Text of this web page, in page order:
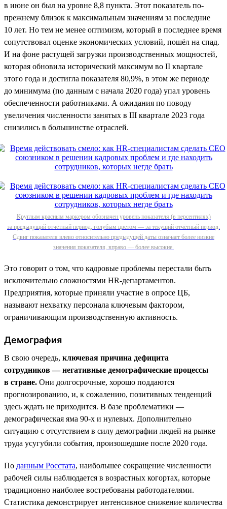
в июне он был на уровне 8,8 пункта. Этот показатель по-
прежнему близок к максимальным значениям за последние
10 лет. Но тем не менее оптимизм, который в последнее время
сопутствовал оценке экономических условий, пошёл на спад.
И на фоне растущей загрузки производственных мощностей,
которая обновила исторический максимум во II квартале
этого года и достигла показателя 80,9%, в этом же периоде
до минимума (по данным с начала 2020 года) упал уровень
обеспеченности работниками. А ожидания по поводу
увеличения численности занятых в III квартале 2023 года
снизились в большинстве отраслей.
Круглым красным маркером обозначен уровень показателя (в персентилях)
за предыдущий отчётный период, голубым цветом — за текущий отчётный период.
Сдвиг показателя влево относительно предыдущей даты означает более низкие
значения показателя, вправо — более высокие.
Это говорит о том, что кадровые проблемы перестали быть
исключительно сложностями HR-департаментов.
Предприятия, которые приняли участие в опросе ЦБ,
называют нехватку персонала ключевым фактором,
ограничивающим производственную активность.
Демография
В свою очередь, ключевая причина дефицита
сотрудников — негативные демографические процессы
в стране. Они долгосрочные, хорошо поддаются
прогнозированию, и, к сожалению, позитивных тенденций
здесь ждать не приходится. В базе проблематики —
демографическая яма 90-х и нулевых. Дополнительно
ситуацию с отсутствием в силу демографии людей на рынке
труда усугубили события, произошедшие после 2020 года.
По данным Росстата, наибольшее сокращение численности
рабочей силы наблюдается в возрастных когортах, которые
традиционно наиболее востребованы работодателями.
Статистика демонстрирует интенсивное снижение количества